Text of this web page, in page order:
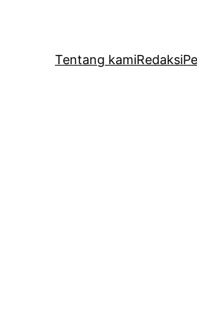
Tentang kamiRedaksi